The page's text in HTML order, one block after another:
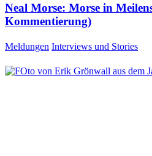
Neal Morse: Morse in
Kommentierung)
Meldungen Interviews und Stories